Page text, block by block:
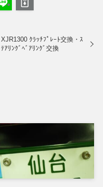
XJR1300 ｸﾗｯﾁﾌﾟﾚｰﾄ交換・ｽ
ﾃｱﾘﾝｸﾞﾍﾞｱﾘﾝｸﾞ交換